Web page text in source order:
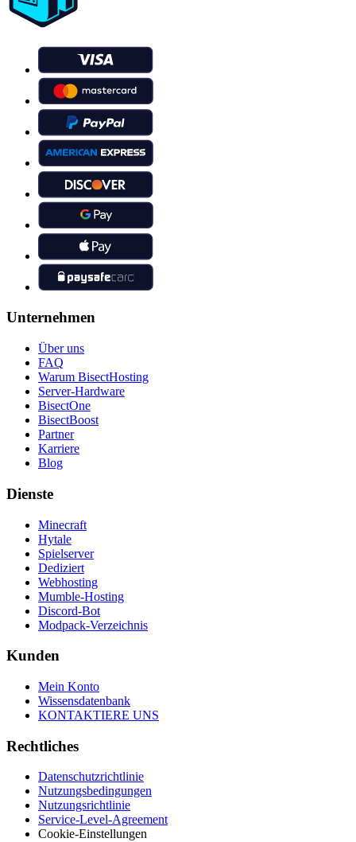
Unternehmen
Über uns
FAQ
Warum BisectHosting
Server-Hardware
BisectOne
BisectBoost
Partner
Karriere
Blog
Dienste
Minecraft
Hytale
Spielserver
Dediziert
Webhosting
Mumble-Hosting
Discord-Bot
Modpack-Verzeichnis
Kunden
Mein Konto
Wissensdatenbank
KONTAKTIERE UNS
Rechtliches
Datenschutzrichtlinie
Nutzungsbedingungen
Nutzungsrichtlinie
Service-Level-Agreement
Cookie-Einstellungen